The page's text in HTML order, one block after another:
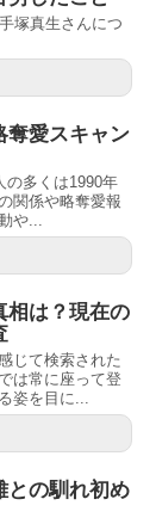
塚真生さんにつ
奪愛スキャン
の多くは1990年
関係や略奪愛報
や...
相は？現在の
じて検索された
は常に座って登
姿を目に...
との馴れ初め